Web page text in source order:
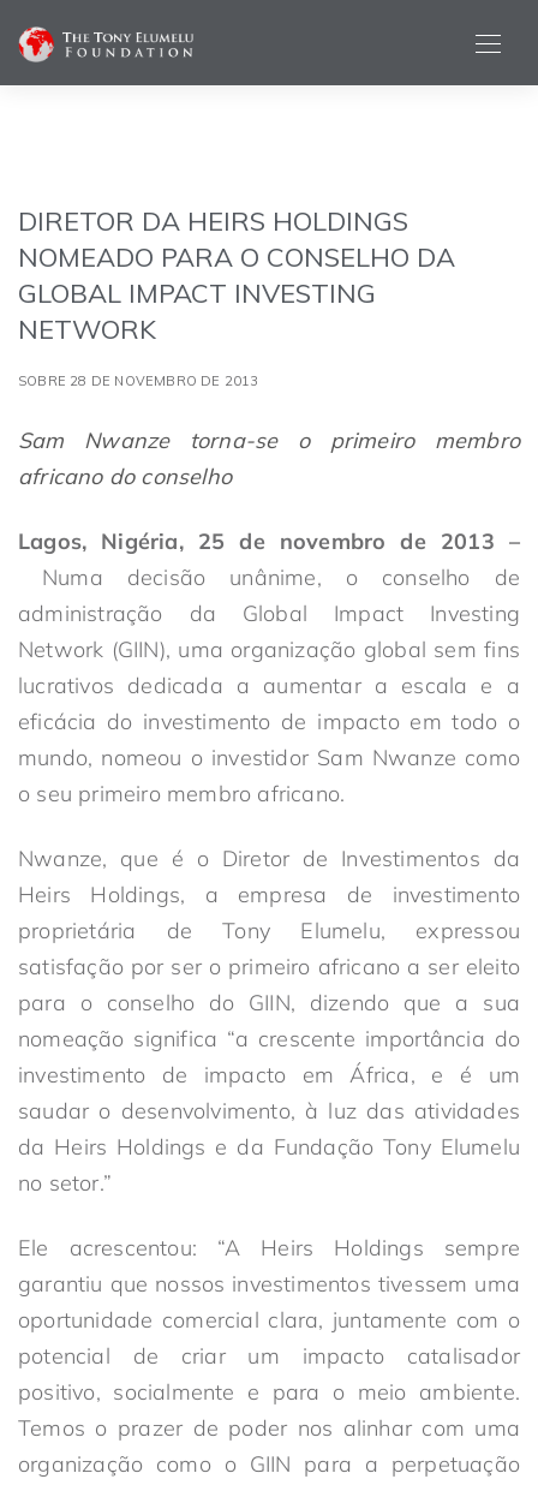
DIRETOR DA HEIRS HOLDINGS
NOMEADO PARA O CONSELHO DA
GLOBAL IMPACT INVESTING
NETWORK
SOBRE 28 DE NOVEMBRO DE 2013
Sam Nwanze torna-se o primeiro membro
africano do conselho
Lagos, Nigéria, 25 de novembro de 2013 –
Numa decisão unânime, o conselho de
administração da Global Impact Investing
Network (GIIN), uma organização global sem fins
lucrativos dedicada a aumentar a escala e a
eficácia do investimento de impacto em todo o
mundo, nomeou o investidor Sam Nwanze como
o seu primeiro membro africano.
Nwanze, que é o Diretor de Investimentos da
Heirs Holdings, a empresa de investimento
proprietária de Tony Elumelu, expressou
satisfação por ser o primeiro africano a ser eleito
para o conselho do GIIN, dizendo que a sua
nomeação significa “a crescente importância do
investimento de impacto em África, e é um
saudar o desenvolvimento, à luz das atividades
da Heirs Holdings e da Fundação Tony Elumelu
no setor.”
Ele acrescentou: “A Heirs Holdings sempre
garantiu que nossos investimentos tivessem uma
oportunidade comercial clara, juntamente com o
potencial de criar um impacto catalisador
positivo, socialmente e para o meio ambiente.
Temos o prazer de poder nos alinhar com uma
organização como o GIIN para a perpetuação